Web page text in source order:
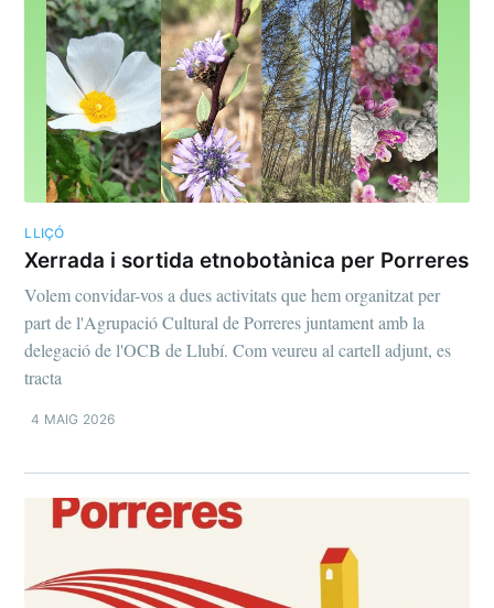
LLIÇÓ
Xerrada i sortida etnobotànica per Porreres
Volem convidar-vos a dues activitats que hem organitzat per
part de l'Agrupació Cultural de Porreres juntament amb la
delegació de l'OCB de Llubí. Com veureu al cartell adjunt, es
tracta
4 MAIG 2026